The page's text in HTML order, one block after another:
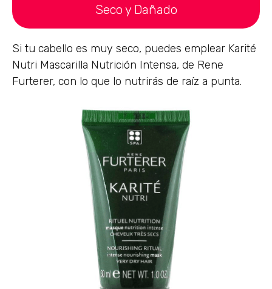
Seco y Dañado
Si tu cabello es muy seco, puedes emplear Karité
Nutri Mascarilla Nutrición Intensa, de Rene
Furterer, con lo que lo nutrirás de raíz a punta.